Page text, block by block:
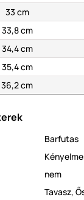
33 cm
33,8 cm
34,4 cm
35,4 cm
36,2 cm
Barfutas
nem
Tavasz,